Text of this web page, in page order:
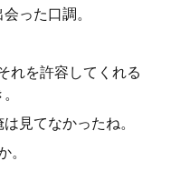
った口調。
れを許容してくれる
見てなかったね。
。